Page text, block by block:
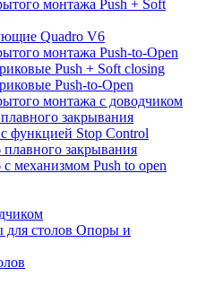
монтажа Push + Soft
Quadro V6
монтажа Push-to-Open
Push + Soft closing
Push-to-Open
монтажа с доводчиком
закрывания
функцией Stop Control
закрывания
механизмом Push to open
Опоры и